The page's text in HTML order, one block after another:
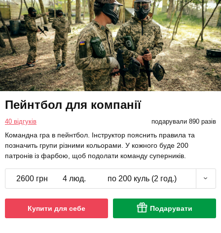
Пейнтбол для компанії
40 відгуків подарували 890 разів
Командна гра в пейнтбол. Інструктор пояснить правила та
позначить групи різними кольорами. У кожного буде 200
патронів із фарбою, щоб подолати команду суперників.
2600 грн 4 люд. по 200 куль (2 год.)
Купити для себе Подарувати